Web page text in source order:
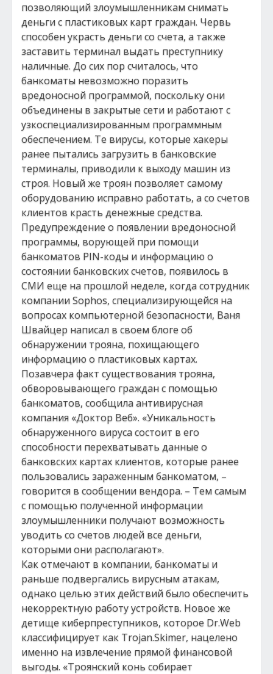
позволяющий злоумышленникам снимать
деньги с пластиковых карт граждан. Червь
способен украсть деньги со счета, а также
заставить терминал выдать преступнику
наличные. До сих пор считалось, что
банкоматы невозможно поразить
вредоносной программой, поскольку они
объединены в закрытые сети и работают с
узкоспециализированным программным
обеспечением. Те вирусы, которые хакеры
ранее пытались загрузить в банковские
терминалы, приводили к выходу машин из
строя. Новый же троян позволяет самому
оборудованию исправно работать, а со счетов
клиентов красть денежные средства.
Предупреждение о появлении вредоносной
программы, ворующей при помощи
банкоматов PIN-коды и информацию о
состоянии банковских счетов, появилось в
СМИ еще на прошлой неделе, когда сотрудник
компании Sophos, специализирующейся на
вопросах компьютерной безопасности, Ваня
Швайцер написал в своем блоге об
обнаружении трояна, похищающего
информацию о пластиковых картах.
Позавчера факт существования трояна,
обворовывающего граждан с помощью
банкоматов, сообщила антивирусная
компания «Доктор Веб». «Уникальность
обнаруженного вируса состоит в его
способности перехватывать данные о
банковских картах клиентов, которые ранее
пользовались зараженным банкоматом, –
говорится в сообщении вендора. – Тем самым
с помощью полученной информации
злоумышленники получают возможность
уводить со счетов людей все деньги,
которыми они располагают».
Как отмечают в компании, банкоматы и
раньше подвергались вирусным атакам,
однако целью этих действий было обеспечить
некорректную работу устройств. Новое же
детище киберпреступников, которое Dr.Web
классифицирует как Trojan.Skimer, нацелено
именно на извлечение прямой финансовой
выгоды. «Троянский конь собирает